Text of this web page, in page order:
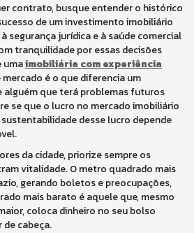
contrato, busque entender o histórico
de um investimento imobiliário
segurança jurídica e à saúde comercial
tranquilidade por essas decisões
umaimobiliária com experiência
mercado é o que diferencia um
alguém que terá problemas futuros
se que o lucro no mercado imobiliário
desse lucro depende
da cidade, priorize sempre os
vitalidade. O metro quadrado mais
gerando boletos e preocupações,
mais barato é aquele que, mesmo
coloca dinheiro no seu bolso
cabeça.